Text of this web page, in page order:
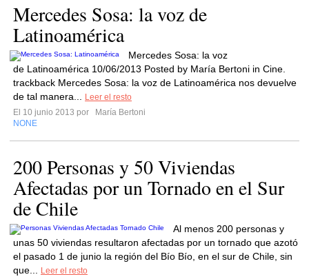
Mercedes Sosa: la voz de
Latinoamérica
Mercedes Sosa: la voz
de Latinoamérica 10/06/2013 Posted by María Bertoni in Cine.
trackback Mercedes Sosa: la voz de Latinoamérica nos devuelve
de tal manera...
Leer el resto
El 10 junio 2013 por
María Bertoni
NONE
200 Personas y 50 Viviendas
Afectadas por un Tornado en el Sur
de Chile
Al menos 200 personas y
unas 50 viviendas resultaron afectadas por un tornado que azotó
el pasado 1 de junio la región del Bío Bío, en el sur de Chile, sin
que...
Leer el resto